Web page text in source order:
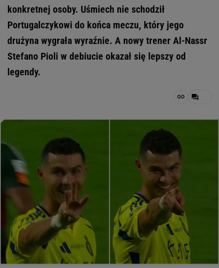
konkretnej osoby. Uśmiech nie schodził
Portugalczykowi do końca meczu, który jego
drużyna wygrała wyraźnie. A nowy trener Al-Nassr
Stefano Pioli w debiucie okazał się lepszy od
legendy.